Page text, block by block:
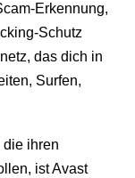
Erkennung,
Schutz
das dich in
Surfen,
ihren
ist Avast